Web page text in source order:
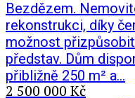
Bezdězem.
rekonstrukci, díky
možnost
představ. Dům
přibližně 250 m² a…
2 500 000 Kč